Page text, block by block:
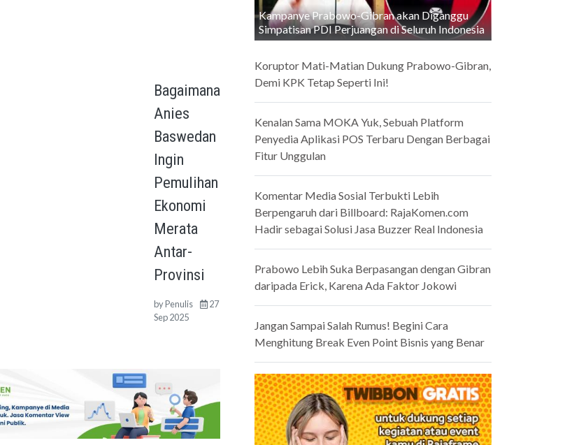
Bagaimana
Anies
Baswedan
Ingin
Pemulihan
Ekonomi
Merata
Antar-
Provinsi
byPenulis
27
Sep 2025
Kampanye Prabowo-Gibran akan Diganggu
Simpatisan PDI Perjuangan di Seluruh Indonesia
Koruptor Mati-Matian Dukung Prabowo-Gibran,
Demi KPK Tetap Seperti Ini!
Kenalan Sama MOKA Yuk, Sebuah Platform
Penyedia Aplikasi POS Terbaru Dengan Berbagai
Fitur Unggulan
Komentar Media Sosial Terbukti Lebih
Berpengaruh dari Billboard: RajaKomen.com
Hadir sebagai Solusi Jasa Buzzer Real Indonesia
Prabowo Lebih Suka Berpasangan dengan Gibran
daripada Erick, Karena Ada Faktor Jokowi
Jangan Sampai Salah Rumus! Begini Cara
Menghitung Break Even Point Bisnis yang Benar